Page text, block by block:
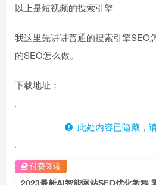
以上是短视频的搜索引擎
我这里先讲讲普通的搜索引擎SEO
的SEO怎么做。
下载地址；
此处内容已隐藏，
付费阅读